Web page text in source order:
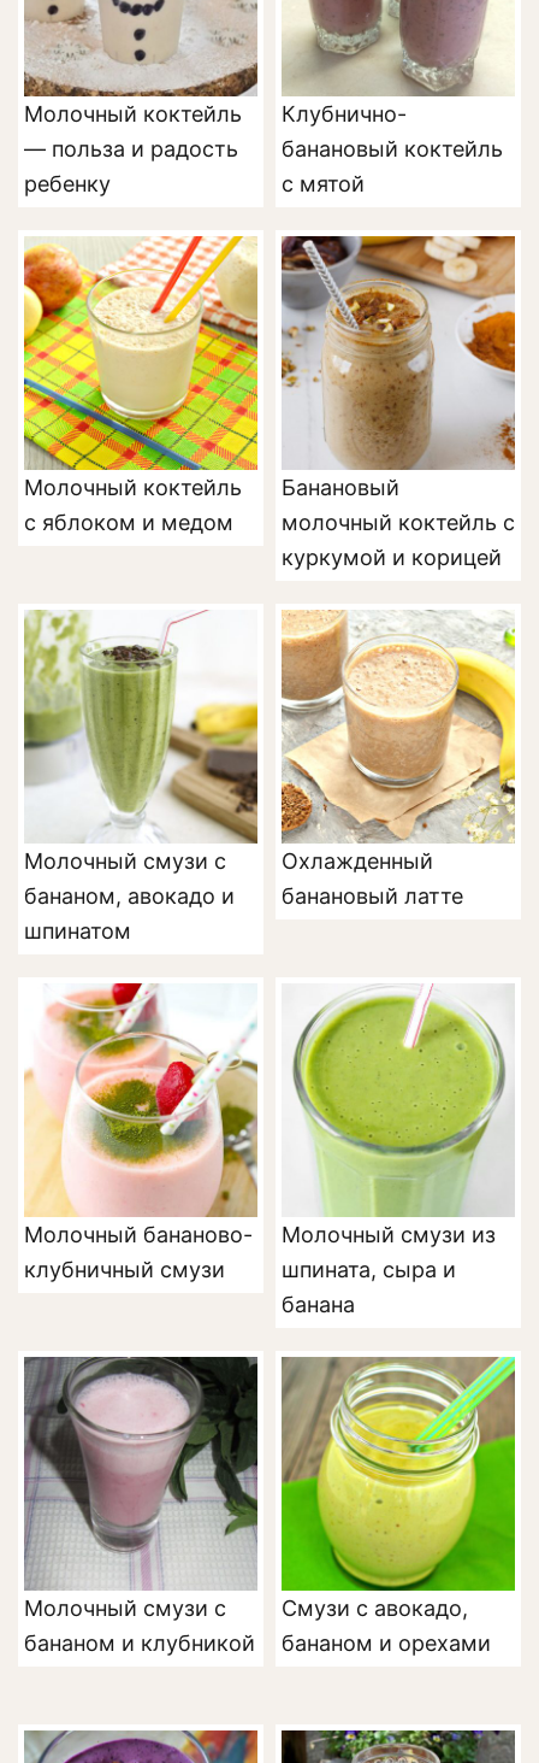
Молочный коктейль
— польза и радость
ребенку
Клубнично-
банановый коктейль
с мятой
Молочный коктейль
с яблоком и медом
Банановый
молочный коктейль с
куркумой и корицей
Молочный смузи с
бананом, авокадо и
шпинатом
Охлажденный
банановый латте
Молочный бананово-
клубничный смузи
Молочный смузи из
шпината, сыра и
банана
Молочный смузи с
бананом и клубникой
Смузи с авокадо,
бананом и орехами